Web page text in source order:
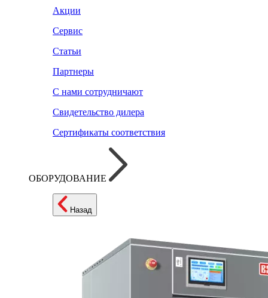
Акции
Сервис
Статьи
Партнеры
С нами сотрудничают
Свидетельство дилера
Сертификаты соответствия
ОБОРУДОВАНИЕ
Назад